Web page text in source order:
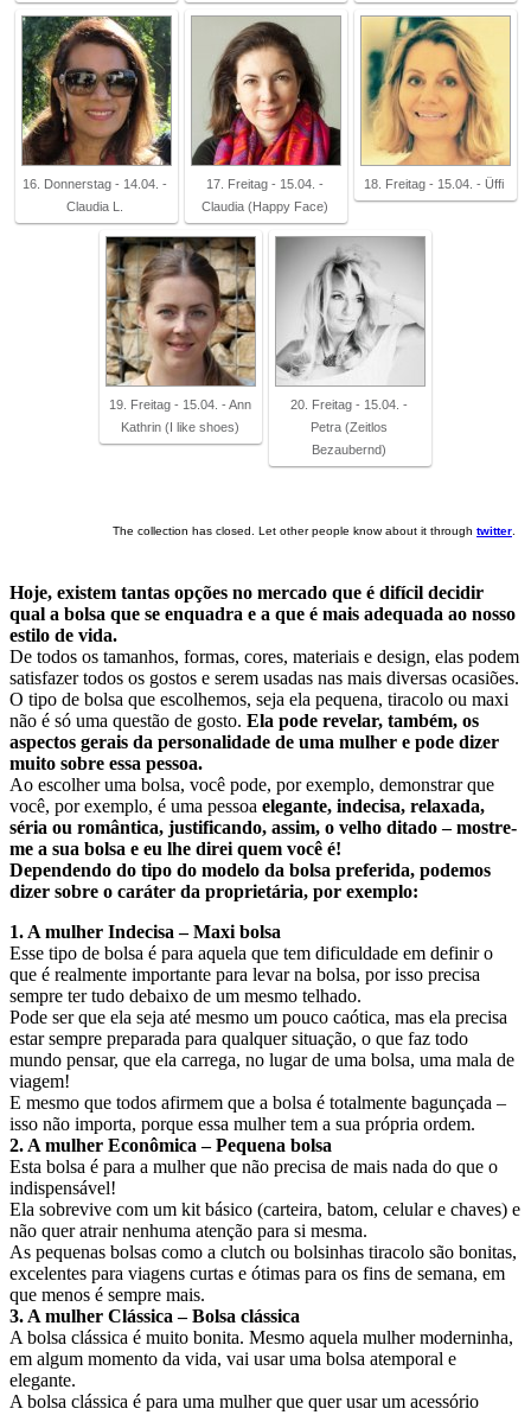
16. Donnerstag - 14.04. -
Claudia L.
17. Freitag - 15.04. -
Claudia (Happy Face)
18. Freitag - 15.04. - Üffi
19. Freitag - 15.04. - Ann
Kathrin (I like shoes)
20. Freitag - 15.04. -
Petra (Zeitlos
Bezaubernd)
The collection has closed. Let other people know about it through twitter
Hoje, existem tantas opções no mercado que é difícil decidir
qual a bolsa que se enquadra e a que é mais adequada ao nosso
estilo de vida.
De todos os tamanhos, formas, cores, materiais e design, elas podem
satisfazer todos os gostos e serem usadas nas mais diversas ocasiões.
O tipo de bolsa que escolhemos, seja ela pequena, tiracolo ou maxi
não é só uma questão de gosto. Ela pode revelar, também, os
aspectos gerais da personalidade de uma mulher e pode dizer
muito sobre essa pessoa.
Ao escolher uma bolsa, você pode, por exemplo, demonstrar que
você, por exemplo, é uma pessoa elegante, indecisa, relaxada,
séria ou romântica, justificando, assim, o velho ditado – mostre-
me a sua bolsa e eu lhe direi quem você é!
Dependendo do tipo do modelo da bolsa preferida, podemos
dizer sobre o caráter da proprietária, por exemplo:
1. A mulher Indecisa – Maxi bolsa
Esse tipo de bolsa é para aquela que tem dificuldade em definir o
que é realmente importante para levar na bolsa, por isso precisa
sempre ter tudo debaixo de um mesmo telhado.
Pode ser que ela seja até mesmo um pouco caótica, mas ela precisa
estar sempre preparada para qualquer situação, o que faz todo
mundo pensar, que ela carrega, no lugar de uma bolsa, uma mala de
viagem!
E mesmo que todos afirmem que a bolsa é totalmente bagunçada –
isso não importa, porque essa mulher tem a sua própria ordem.
2. A mulher Econômica – Pequena bolsa
Esta bolsa é para a mulher que não precisa de mais nada do que o
indispensável!
Ela sobrevive com um kit básico (carteira, batom, celular e chaves) e
não quer atrair nenhuma atenção para si mesma.
As pequenas bolsas como a clutch ou bolsinhas tiracolo são bonitas,
excelentes para viagens curtas e ótimas para os fins de semana, em
que menos é sempre mais.
3. A mulher Clássica – Bolsa clássica
A bolsa clássica é muito bonita. Mesmo aquela mulher moderninha,
em algum momento da vida, vai usar uma bolsa atemporal e
elegante.
A bolsa clássica é para uma mulher que quer usar um acessório